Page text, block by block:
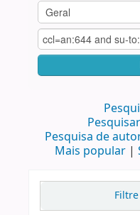
Pesquisa de
Mais popular